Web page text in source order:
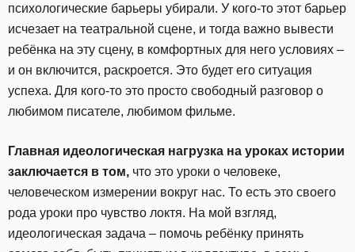
психологические барьеры убирали. У кого-то этот барьер
исчезает на театральной сцене, и тогда важно вывести
ребёнка на эту сцену, в комфортных для него условиях –
и он включится, раскроется. Это будет его ситуация
успеха. Для кого-то это просто свободный разговор о
любимом писателе, любимом фильме.
Главная идеологическая нагрузка на уроках истории
заключается в том, что это уроки о человеке,
человеческом измерении вокруг нас. То есть это своего
рода уроки про чувство локтя. На мой взгляд,
идеологическая задача – помочь ребёнку принять